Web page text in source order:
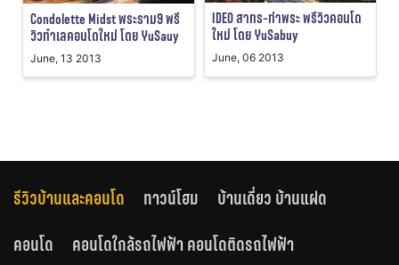
Condolette Midst พระราม9 พรี
วิวทำเลคอนโดใหม่ โดย YuSauy
June, 13 2013
IDEO สาทร-ท่าพระ พรีวิวคอนโด
ใหม่ โดย YuSabuy
June, 06 2013
รีวิวบ้านและคอนโด ทาวน์โฮม
บ้านเดี่ยว บ้านแฝด
คอนโด
คอนโดใกล้รถไฟฟ้า คอนโดติดรถไฟฟ้า